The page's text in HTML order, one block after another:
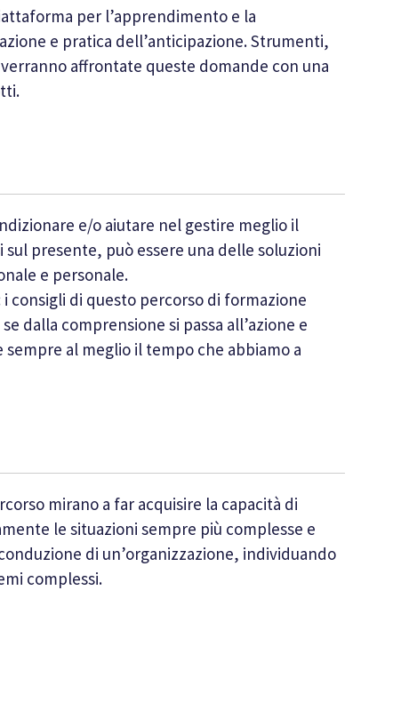
per l’apprendimento e la
e pratica dell’anticipazione. Strumenti,
affrontate queste domande con una
e/o aiutare nel gestire meglio il
presente, può essere una delle soluzioni
e personale.
i consigli di questo percorso di formazione
dalla comprensione si passa all’azione e
al meglio il tempo che abbiamo a
mirano a far acquisire la capacità di
le situazioni sempre più complesse e
di un’organizzazione, individuando
complessi.